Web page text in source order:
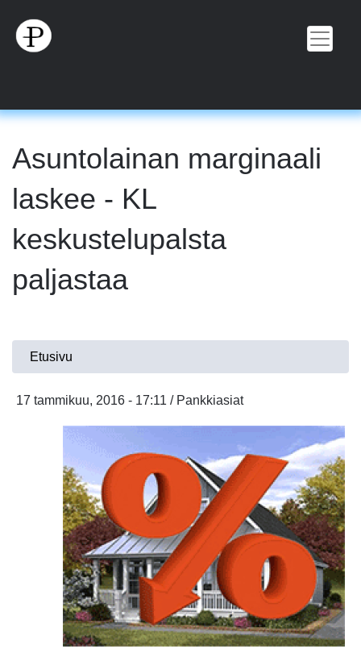
pääsisältöön
Asuntolainan marginaali
laskee - KL
keskustelupalsta
paljastaa
Olet
täällä
Etusivu
17 tammikuu, 2016 - 17:11 / Pankkiasiat